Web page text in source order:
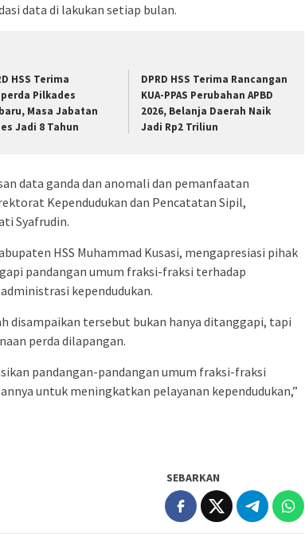
data di lakukan setiap bulan.
HSS Terima
Pilkades
Masa Jabatan
Jadi 8 Tahun
DPRD HSS Terima Rancangan
KUA-PPAS Perubahan APBD
2026, Belanja Daerah Naik
Jadi Rp2 Triliun
data ganda dan anomali dan pemanfaatan
Kependudukan dan Pencatatan Sipil,
Syafrudin.
HSS Muhammad Kusasi, mengapresiasi pihak
pandangan umum fraksi-fraksi terhadap
kependudukan.
disampaikan tersebut bukan hanya ditanggapi, tapi
perda dilapangan.
pandangan-pandangan umum fraksi-fraksi
untuk meningkatkan pelayanan kependudukan,”
SEBARKAN